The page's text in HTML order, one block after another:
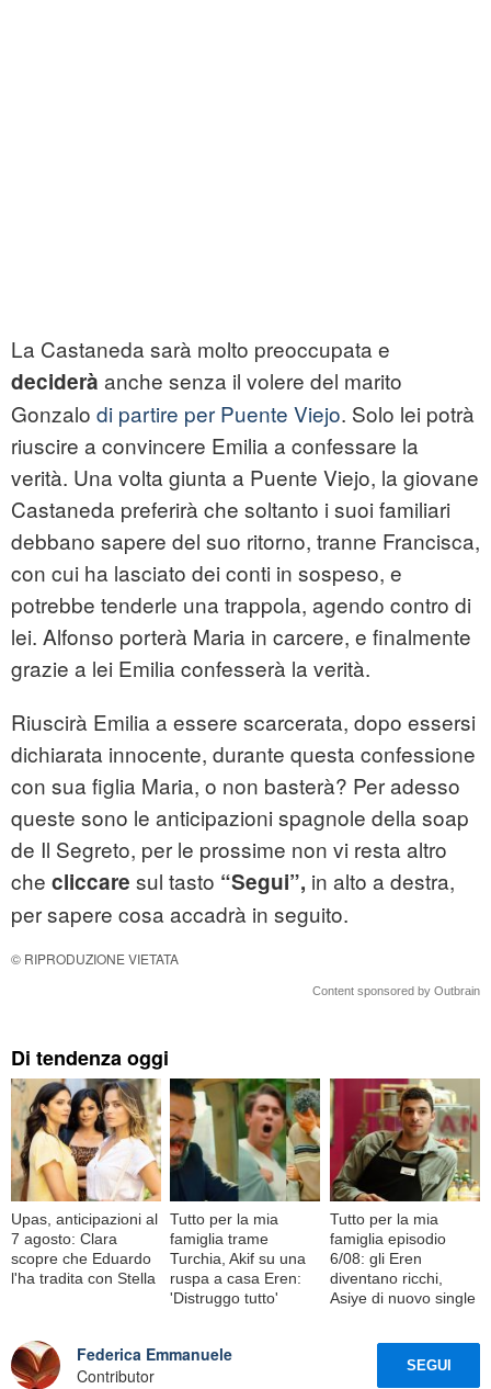
La Castaneda sarà molto preoccupata e
deciderà anche senza il volere del marito
Gonzalo di partire per Puente Viejo. Solo lei potrà
riuscire a convincere Emilia a confessare la
verità. Una volta giunta a Puente Viejo, la giovane
Castaneda preferirà che soltanto i suoi familiari
debbano sapere del suo ritorno, tranne Francisca,
con cui ha lasciato dei conti in sospeso, e
potrebbe tenderle una trappola, agendo contro di
lei. Alfonso porterà Maria in carcere, e finalmente
grazie a lei Emilia confesserà la verità.
Riuscirà Emilia a essere scarcerata, dopo essersi
dichiarata innocente, durante questa confessione
con sua figlia Maria, o non basterà? Per adesso
queste sono le anticipazioni spagnole della soap
de Il Segreto, per le prossime non vi resta altro
che cliccare sul tasto “Segui”, in alto a destra,
per sapere cosa accadrà in seguito.
© RIPRODUZIONE VIETATA
Content sponsored by Outbrain
Di tendenza oggi
Upas, anticipazioni al
7 agosto: Clara
scopre che Eduardo
l'ha tradita con Stella
Tutto per la mia
famiglia trame
Turchia, Akif su una
ruspa a casa Eren:
'Distruggo tutto'
Tutto per la mia
famiglia episodio
6/08: gli Eren
diventano ricchi,
Asiye di nuovo single
Federica Emmanuele
Contributor
SEGUI